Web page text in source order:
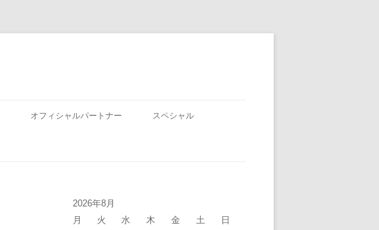
オフィシャルパートナー スペシャル
2026年8月
月
火 水 木 金 土
日